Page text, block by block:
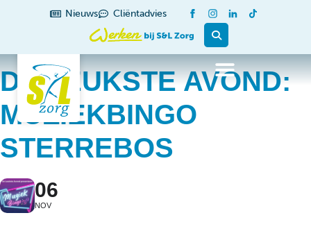
Nieuws Cliëntadvies
DE LEUKSTE AVOND:
MUZIEKBINGO
STERREBOS
06
NOV